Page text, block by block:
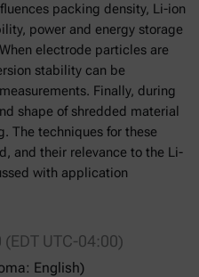
packing density, Li-ion
power and energy storage
electrode particles are
stability can be
Finally, during
shape of shredded material
The techniques for these
and their relevance to the Li-
with application
UTC-04:00)
English)